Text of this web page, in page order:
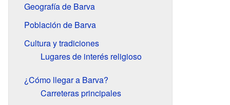
Geografía de Barva
Población de Barva
Cultura y tradiciones
Lugares de interés religioso
¿Cómo llegar a Barva?
Carreteras principales